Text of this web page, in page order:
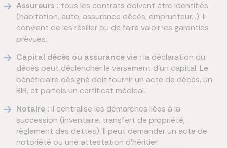
Assureurs : tous les contrats doivent être identifiés
(habitation, auto, assurance décès, emprunteur…). Il
convient de les résilier ou de faire valoir les garanties
prévues.
Capital décès ou assurance vie : la déclaration du
décès peut déclencher le versement d’un capital. Le
bénéficiaire désigné doit fournir un acte de décès, un
RIB, et parfois un certificat médical.
Notaire : il centralise les démarches liées à la
succession (inventaire, transfert de propriété,
règlement des dettes). Il peut demander un acte de
notoriété ou une attestation d’héritier.